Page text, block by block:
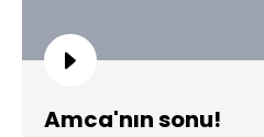
Amca'nın sonu!